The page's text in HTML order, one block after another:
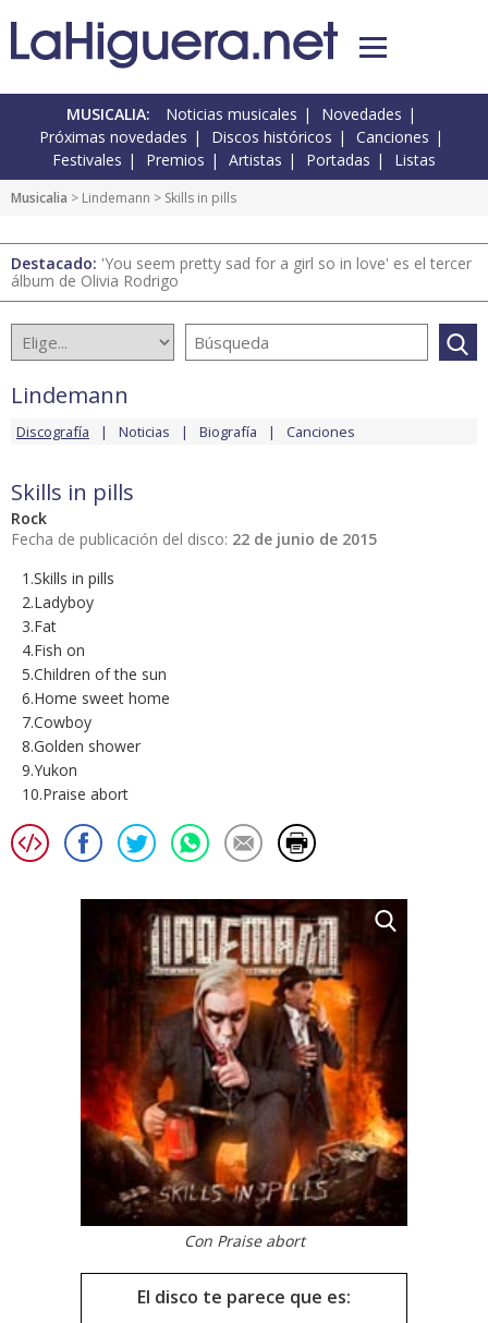
MUSICALIA: Noticias musicales
Novedades
Próximas novedades
Discos históricos
Canciones
Festivales
Premios Artistas Portadas Listas
Musicalia > Lindemann > Skills in pills
Destacado: 'You seem pretty sad for a girl so in love' es el tercer
álbum de Olivia Rodrigo
Lindemann
Discografía Noticias Biografía Canciones
Skills in pills
Rock
Fecha de publicación del disco: 22 de junio de 2015
1.Skills in pills
2.Ladyboy
3.Fat
4.Fish on
5.Children of the sun
6.Home sweet home
7.Cowboy
8.Golden shower
9.Yukon
10.Praise abort
Con Praise abort
El disco te parece que es: